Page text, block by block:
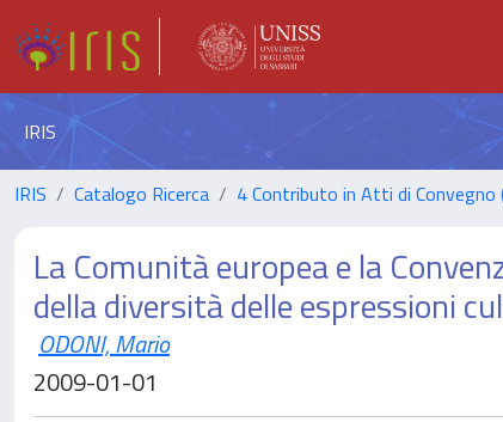
IRIS
IRIS Catalogo Ricerca 4 Contributo in Atti di Convegno
La Comunità europea e la
della diversità delle espressioni
ODONI, Mario
2009-01-01